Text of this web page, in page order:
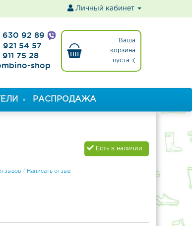
Личный кабинет
630 92 89
54 57
75 28
shop
Ваша
корзина
пуста :(
РАСПРОДАЖА
Есть в наличии
/ Написать отзыв